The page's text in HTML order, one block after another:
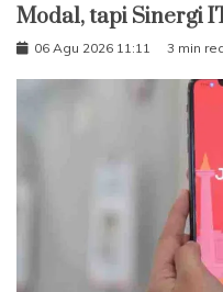
Modal, tapi Sinergi
06 Agu 2026 11:11 3 min